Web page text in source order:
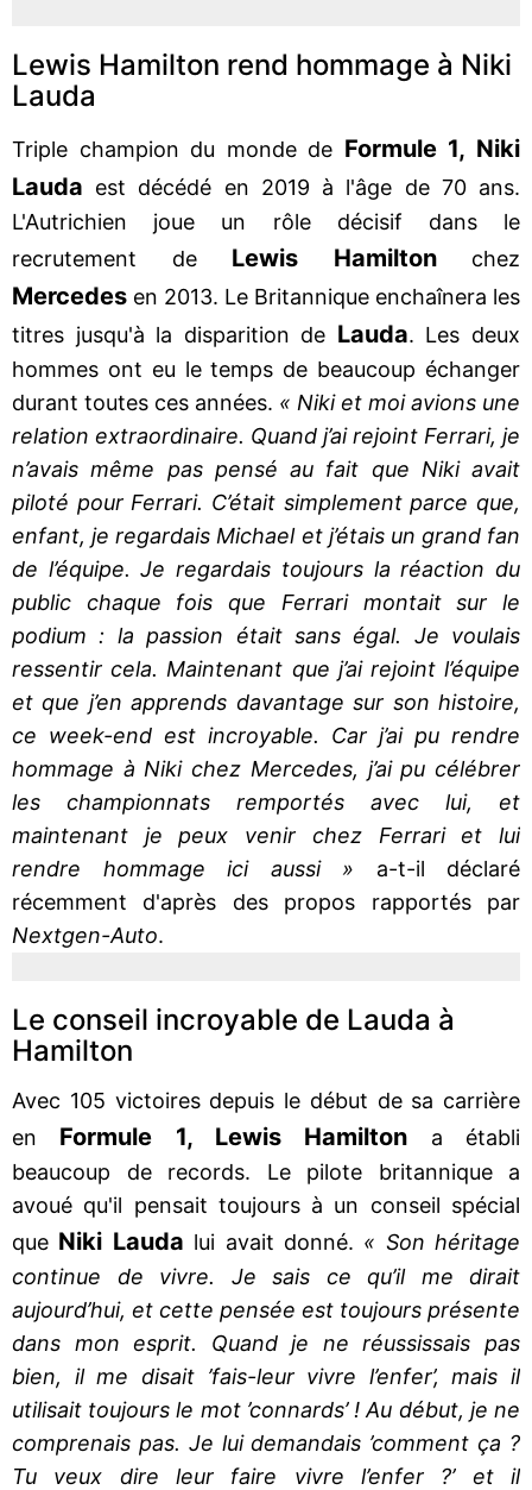
Lewis Hamilton rend hommage à Niki
Lauda
Triple champion du monde de Formule 1, Niki
Lauda est décédé en 2019 à l'âge de 70 ans.
L'Autrichien joue un rôle décisif dans le
recrutement de Lewis Hamiltonchez
Mercedes en 2013. Le Britannique enchaînera les
titres jusqu'à la disparition de Lauda. Les deux
hommes ont eu le temps de beaucoup échanger
durant toutes ces années. « Niki et moi avions une
relation extraordinaire. Quand j’ai rejoint Ferrari, je
n’avais même pas pensé au fait que Niki avait
piloté pour Ferrari. C’était simplement parce que,
enfant, je regardais Michael et j’étais un grand fan
de l’équipe. Je regardais toujours la réaction du
public chaque fois que Ferrari montait sur le
podium : la passion était sans égal. Je voulais
ressentir cela. Maintenant que j’ai rejoint l’équipe
et que j’en apprends davantage sur son histoire,
ce week-end est incroyable. Car j’ai pu rendre
hommage à Niki chez Mercedes, j’ai pu célébrer
les championnats remportés avec lui, et
maintenant je peux venir chez Ferrari et lui
rendre hommage ici aussi » a-t-il déclaré
récemment d'après des propos rapportés par
Nextgen-Auto.
Le conseil incroyable de Lauda à
Hamilton
Avec 105 victoires depuis le début de sa carrière
en Formule 1, Lewis Hamilton a établi
beaucoup de records. Le pilote britannique a
avoué qu'il pensait toujours à un conseil spécial
que Niki Lauda lui avait donné. « Son héritage
continue de vivre. Je sais ce qu’il me dirait
aujourd’hui, et cette pensée est toujours présente
dans mon esprit. Quand je ne réussissais pas
bien, il me disait ’fais-leur vivre l’enfer’, mais il
utilisait toujours le mot ’connards’ ! Au début, je ne
comprenais pas. Je lui demandais ’comment ça ?
Tu veux dire leur faire vivre l’enfer ?’ et il